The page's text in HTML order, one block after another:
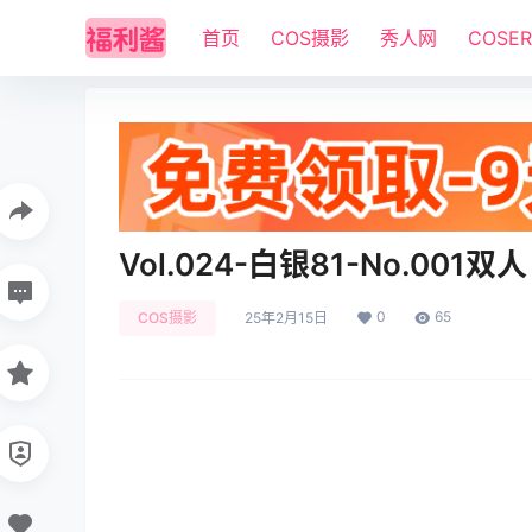
首页 COS摄影 秀人网
Vol.024-白银81-No.001双
COS摄影 25年2月15日 0 65